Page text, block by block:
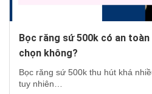
Bọc răng sứ 500k có an
chọn không?
Bọc răng sứ 500k thu hút khá
tuy nhiên…